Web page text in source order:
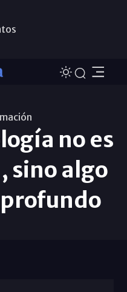
no es
sino algo